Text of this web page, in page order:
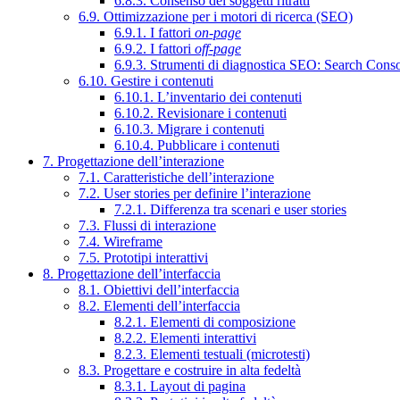
6.9. Ottimizzazione per i motori di ricerca (SEO)
6.9.1. I fattori on-page
6.9.2. I fattori off-page
6.9.3. Strumenti di diagnostica SEO: Search
6.10. Gestire i contenuti
6.10.1. L’inventario dei contenuti
6.10.2. Revisionare i contenuti
6.10.3. Migrare i contenuti
6.10.4. Pubblicare i contenuti
7. Progettazione dell’interazione
7.1. Caratteristiche dell’interazione
7.2. User stories per definire l’interazione
7.2.1. Differenza tra scenari e user stories
7.3. Flussi di interazione
7.4. Wireframe
7.5. Prototipi interattivi
8. Progettazione dell’interfaccia
8.1. Obiettivi dell’interfaccia
8.2. Elementi dell’interfaccia
8.2.1. Elementi di composizione
8.2.2. Elementi interattivi
8.2.3. Elementi testuali (microtesti)
8.3. Progettare e costruire in alta fedeltà
8.3.1. Layout di pagina